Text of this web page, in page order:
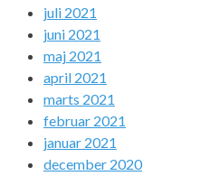
juli 2021
juni 2021
maj 2021
april 2021
marts 2021
februar 2021
januar 2021
december 2020